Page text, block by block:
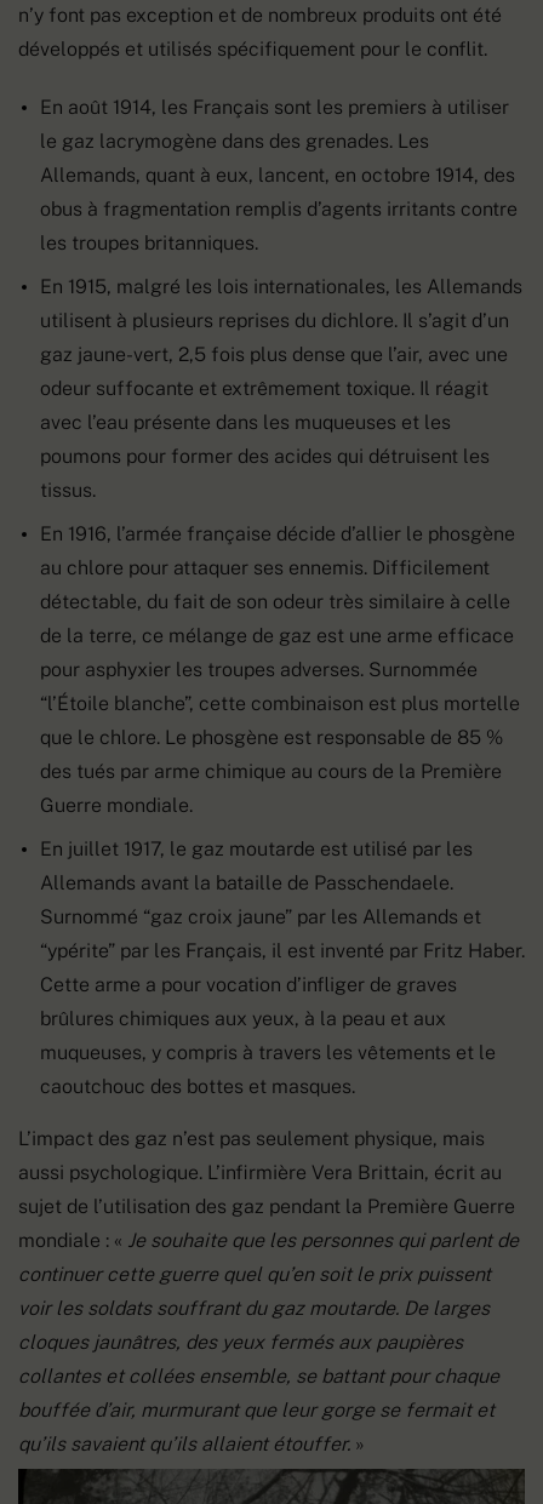
n’y font pas exception et de nombreux produits ont été
développés et utilisés spécifiquement pour le conflit.
En août 1914, les Français sont les premiers à utiliser
le gaz lacrymogène dans des grenades. Les
Allemands, quant à eux, lancent, en octobre 1914, des
obus à fragmentation remplis d’agents irritants contre
les troupes britanniques.
En 1915, malgré les lois internationales, les Allemands
utilisent à plusieurs reprises du dichlore. Il s’agit d’un
gaz jaune-vert, 2,5 fois plus dense que l’air, avec une
odeur suffocante et extrêmement toxique. Il réagit
avec l’eau présente dans les muqueuses et les
poumons pour former des acides qui détruisent les
tissus.
En 1916, l’armée française décide d’allier le phosgène
au chlore pour attaquer ses ennemis. Difficilement
détectable, du fait de son odeur très similaire à celle
de la terre, ce mélange de gaz est une arme efficace
pour asphyxier les troupes adverses. Surnommée
“l’Étoile blanche”, cette combinaison est plus mortelle
que le chlore. Le phosgène est responsable de 85 %
des tués par arme chimique au cours de la Première
Guerre mondiale.
En juillet 1917, le gaz moutarde est utilisé par les
Allemands avant la bataille de Passchendaele.
Surnommé “gaz croix jaune” par les Allemands et
“ypérite” par les Français, il est inventé par Fritz Haber.
Cette arme a pour vocation d’infliger de graves
brûlures chimiques aux yeux, à la peau et aux
muqueuses, y compris à travers les vêtements et le
caoutchouc des bottes et masques.
L’impact des gaz n’est pas seulement physique, mais
aussi psychologique. L’infirmière Vera Brittain, écrit au
sujet de l’utilisation des gaz pendant la Première Guerre
mondiale : « Je souhaite que les personnes qui parlent de
continuer cette guerre quel qu’en soit le prix puissent
voir les soldats souffrant du gaz moutarde. De larges
cloques jaunâtres, des yeux fermés aux paupières
collantes et collées ensemble, se battant pour chaque
bouffée d’air, murmurant que leur gorge se fermait et
qu’ils savaient qu’ils allaient étouffer. »